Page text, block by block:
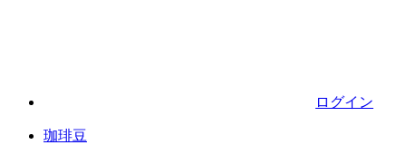
ログイン
珈琲豆